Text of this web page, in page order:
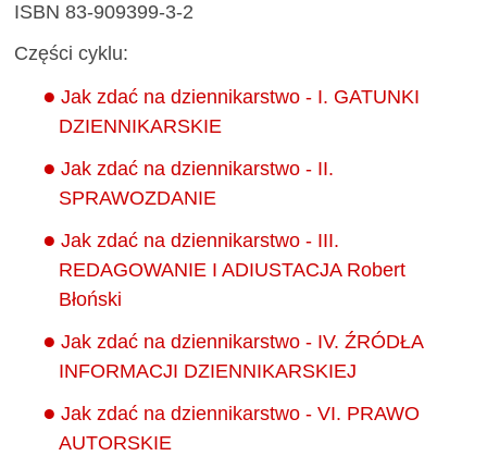
ISBN 83-909399-3-2
Części cyklu:
Jak zdać na dziennikarstwo - I. GATUNKI
DZIENNIKARSKIE
Jak zdać na dziennikarstwo - II.
SPRAWOZDANIE
Jak zdać na dziennikarstwo - III.
REDAGOWANIE I ADIUSTACJA Robert
Błoński
Jak zdać na dziennikarstwo - IV. ŹRÓDŁA
INFORMACJI DZIENNIKARSKIEJ
Jak zdać na dziennikarstwo - VI. PRAWO
AUTORSKIE